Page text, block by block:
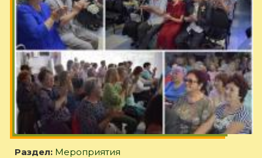
Раздел: Мероприятия